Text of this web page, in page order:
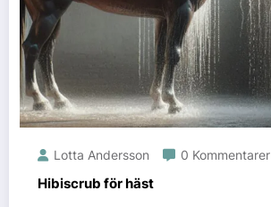
Lotta Andersson 0 Kommentarer
Hibiscrub för häst